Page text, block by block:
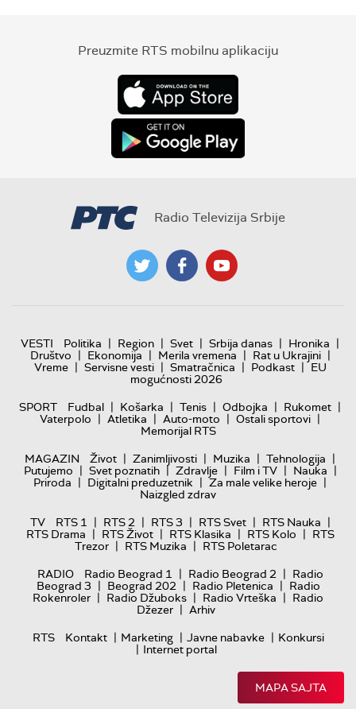
Preuzmite RTS mobilnu aplikaciju
Radio Televizija Srbije
VESTI Politika | Region | Svet | Srbija danas | Hronika |
Društvo | Ekonomija | Merila vremena | Rat u Ukrajini |
Vreme | Servisne vesti | Smatračnica | Podkast | EU
mogućnosti 2026
SPORT
Fudbal | Košarka | Tenis | Odbojka | Rukomet |
Vaterpolo | Atletika | Auto-moto | Ostali sportovi |
Memorijal RTS
MAGAZIN
Život | Zanimljivosti | Muzika | Tehnologija |
Putujemo | Svet poznatih | Zdravlje | Film i TV | Nauka |
Priroda | Digitalni preduzetnik | Za male velike heroje |
Naizgled zdrav
TV
RTS 1 | RTS 2 | RTS 3 | RTS Svet | RTS Nauka |
RTS Drama | RTS Život | RTS Klasika | RTS Kolo | RTS
Trezor | RTS Muzika | RTS Poletarac
RADIO
Radio Beograd 1 | Radio Beograd 2 | Radio
Beograd 3 | Beograd 202 | Radio Pletenica | Radio
Rokenroler | Radio Džuboks | Radio Vrteška | Radio
Džezer | Arhiv
RTS
Kontakt | Marketing | Javne nabavke | Konkursi
| Internet portal
MAPA SAJTA